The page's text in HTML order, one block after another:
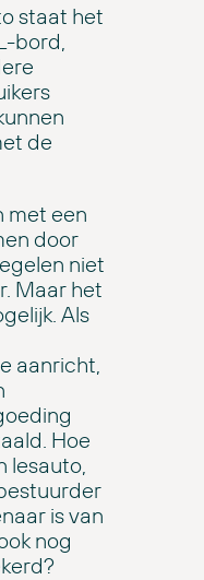
staat het
bord,
de
met een
door
niet
Maar het
Als
aanricht,
Hoe
lesauto,
is van
nog